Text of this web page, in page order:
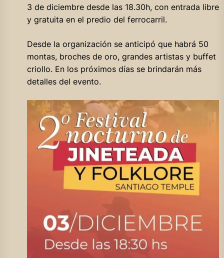
3 de diciembre desde las 18.30h, con entrada libre
y gratuita en el predio del ferrocarril.
Desde la organización se anticipó que habrá 50
montas, broches de oro, grandes artistas y buffet
criollo. En los próximos días se brindarán más
detalles del evento.